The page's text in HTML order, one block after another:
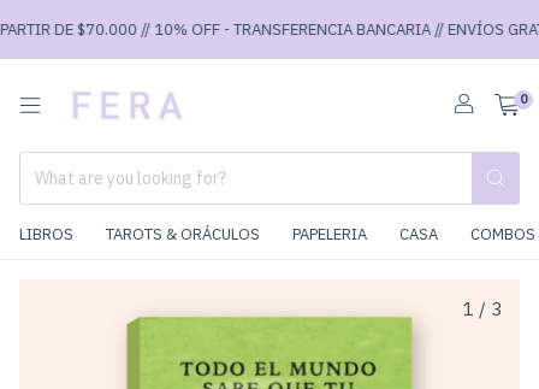
DE $70.000 // 10% OFF - TRANSFERENCIA BANCARIA // ENVÍOS
0
LIBROS TAROTS & ORÁCULOS PAPELERIA CASA
1 / 3